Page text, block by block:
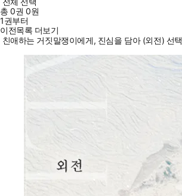
총0권 0원
1권부터
이전목록 더보기
친애하는 거짓말쟁이에게, 진심을 담아 (외전) 선택